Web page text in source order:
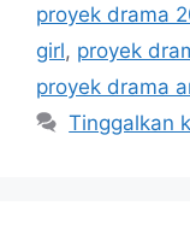
proyek drama
girl, proyek
proyek drama
Tinggalkan